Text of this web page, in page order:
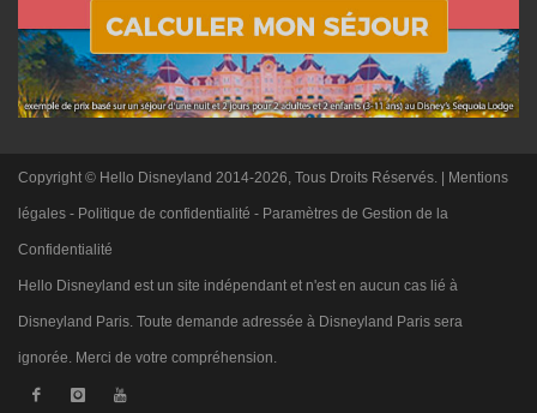
Copyright © Hello Disneyland 2014-2026, Tous Droits Réservés. | Mentions
légales - Politique de confidentialité - Paramètres de Gestion de la
Confidentialité
Hello Disneyland est un site indépendant et n'est en aucun cas lié à
Disneyland Paris. Toute demande adressée à Disneyland Paris sera
ignorée. Merci de votre compréhension.